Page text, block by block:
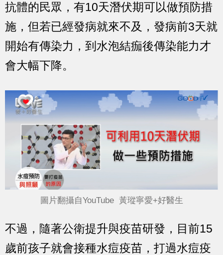
抗體的民眾，有10天潛伏期可以做預防措
施，但若已經發病就來不及，發病前3天就
開始有傳染力，到水泡結痂後傳染能力才
會大幅下降。
圖片翻攝自YouTube 黃瑽寧愛+好醫生
不過，隨著公衛提升與疫苗研發，目前15
歲前孩子就會接種水痘疫苗，打過水痘疫